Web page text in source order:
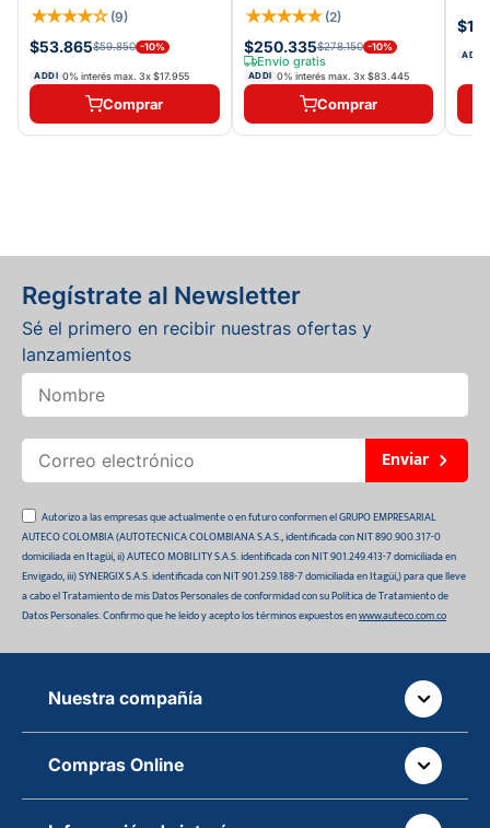
★★★★☆ (9)
$53.865$59.850 -10%
ADDI 0% interés max. 3x$17.955
Comprar
★★★★★ (2)
$250.335$278.150 -10%
Envío gratis
ADDI 0% interés max. 3x$83.445
Comprar
ADDI
Regístrate al Newsletter
Sé el primero en recibir nuestras ofertas y
lanzamientos
Enviar
Autorizo a las empresas que actualmente o en futuro conformen el GRUPO EMPRESARIAL
AUTECO COLOMBIA (AUTOTECNICA COLOMBIANA S.A.S., identificada con NIT 890.900.317-0
domiciliada en Itagüí, ii) AUTECO MOBILITY S.A.S. identificada con NIT 901.249.413-7 domiciliada en
Envigado, iii) SYNERGIX S.A.S. identificada con NIT 901.259.188-7 domiciliada en Itagüí,) para que lleve
a cabo el Tratamiento de mis Datos Personales de conformidad con su Política de Tratamiento de
Datos Personales. Confirmo que he leído y acepto los términos expuestos enwww.auteco.com.co
Nuestra compañía
Quiénes somos
Auteco sostenible
Compras Online
¿Dónde está tu pedido?